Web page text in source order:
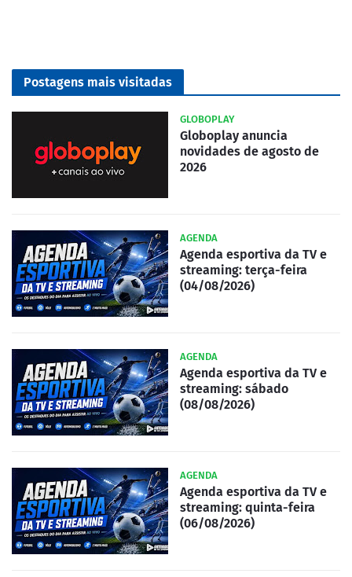
Postagens mais visitadas
GLOBOPLAY
Globoplay anuncia
novidades de agosto de
2026
AGENDA
Agenda esportiva da TV e
streaming: terça-feira
(04/08/2026)
AGENDA
Agenda esportiva da TV e
streaming: sábado
(08/08/2026)
AGENDA
Agenda esportiva da TV e
streaming: quinta-feira
(06/08/2026)